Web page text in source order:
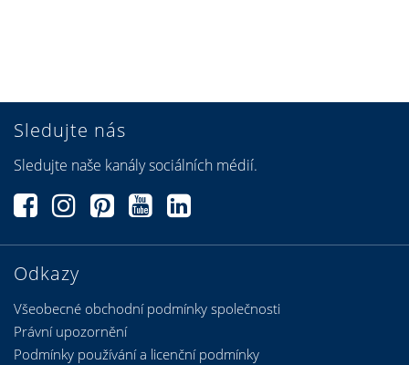
Odkazy
Všeobecné obchodní podmínky společnosti
Právní upozornění
Podmínky používání a licenční podmínky
Sledujte nás
Sledujte naše kanály sociálních médií.